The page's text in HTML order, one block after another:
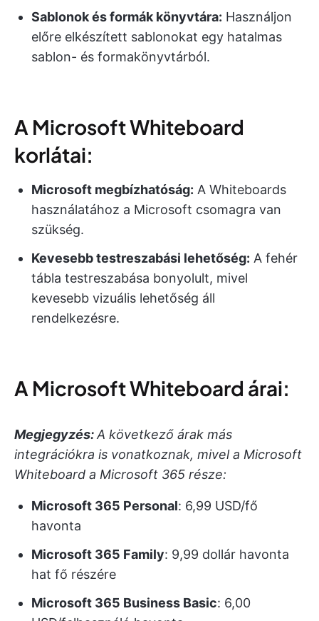
Sablonok és formák könyvtára: Használjon
előre elkészített sablonokat egy hatalmas
sablon- és formakönyvtárból.
A Microsoft Whiteboard
korlátai:
Microsoft megbízhatóság: A Whiteboards
használatához a Microsoft csomagra van
szükség.
Kevesebb testreszabási lehetőség: A fehér
tábla testreszabása bonyolult, mivel
kevesebb vizuális lehetőség áll
rendelkezésre.
A Microsoft Whiteboard árai:
Megjegyzés:A következő árak más
integrációkra is vonatkoznak, mivel a Microsoft
Whiteboard a Microsoft 365 része:
Microsoft 365 Personal: 6,99 USD/fő
havonta
Microsoft 365 Family: 9,99 dollár havonta
hat fő részére
Microsoft 365 Business Basic: 6,00